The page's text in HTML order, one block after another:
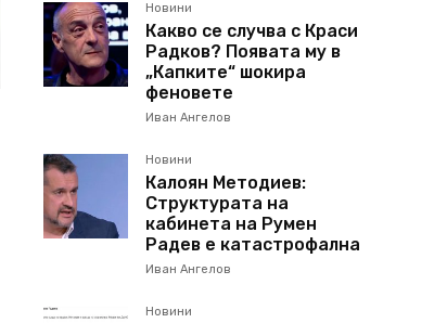
Новини
Какво се случва с Краси
Радков? Появата му в
„Капките“ шокира
феновете
Иван Ангелов
Новини
Калоян Методиев:
Структурата на
кабинета на Румен
Радев е катастрофална
Иван Ангелов
Новини